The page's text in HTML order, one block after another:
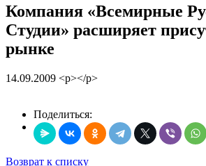
Компания «Всемирные
Студии» расширяет
рынке
14.09.2009 <p></p>
Поделиться:
Возврат к списку